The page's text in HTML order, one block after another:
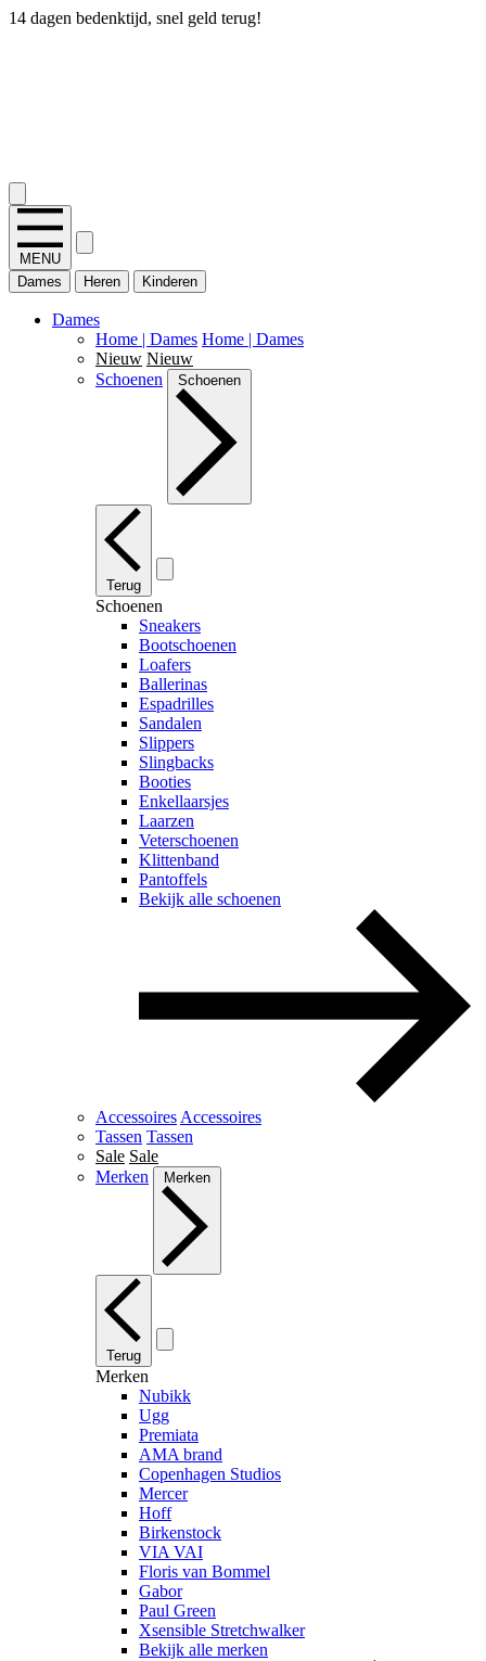
14 dagen bedenktijd, snel geld terug!
MENU
Dames
Heren Kinderen
Dames
Home | Dames Home | Dames
Nieuw Nieuw
Schoenen
Schoenen
Terug
Schoenen
Sneakers
Bootschoenen
Loafers
Ballerinas
Espadrilles
Sandalen
Slippers
Slingbacks
Booties
Enkellaarsjes
Laarzen
Veterschoenen
Klittenband
Pantoffels
Bekijk alle schoenen
Accessoires Accessoires
Tassen Tassen
Sale Sale
Merken
Merken
Terug
Merken
Nubikk
Ugg
Premiata
AMA brand
Copenhagen Studios
Mercer
Hoff
Birkenstock
VIA VAI
Floris van Bommel
Gabor
Paul Green
Xsensible Stretchwalker
Bekijk alle merken